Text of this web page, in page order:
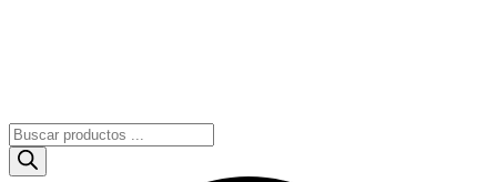
Búsqueda
de
productos